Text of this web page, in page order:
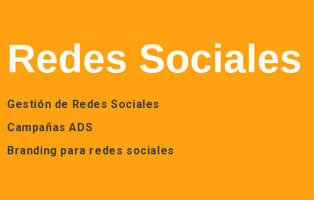
Redes Sociales
Gestión de Redes Sociales
Campañas ADS
Branding para redes sociales